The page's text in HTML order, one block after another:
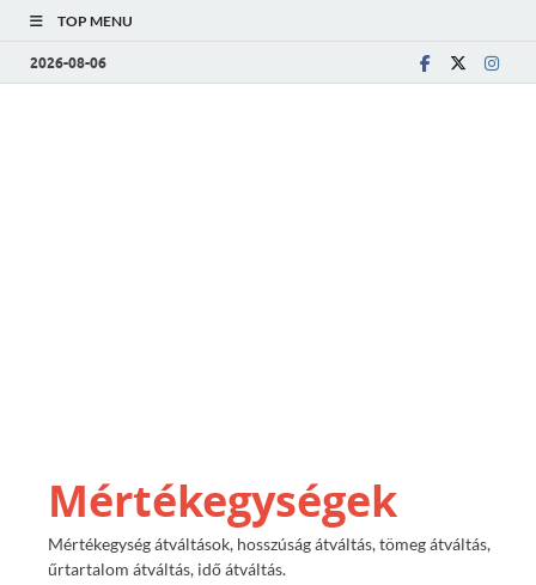
TOP MENU
2026-08-06
Mértékegységek
Mértékegység átváltások, hosszúság átváltás, tömeg átváltás,
űrtartalom átváltás, idő átváltás.